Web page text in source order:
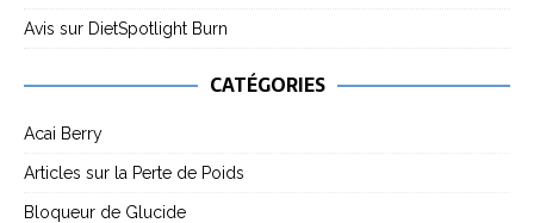
Avis sur DietSpotlight Burn
CATÉGORIES
Acai Berry
Articles sur la Perte de Poids
Bloqueur de Glucide